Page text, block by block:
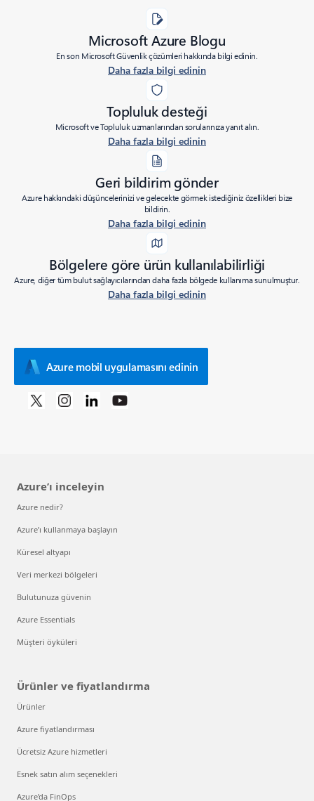
Microsoft Azure Blogu
En son Microsoft Güvenlik çözümleri hakkında bilgi edinin.
Daha fazla bilgi edinin
Topluluk desteği
Microsoft ve Topluluk uzmanlarından sorularınıza yanıt alın.
Daha fazla bilgi edinin
Geri bildirim gönder
Azure hakkındaki düşüncelerinizi ve gelecekte görmek istediğiniz özellikleri bize
bildirin.
Daha fazla bilgi edinin
Bölgelere göre ürün kullanılabilirliği
Azure, diğer tüm bulut sağlayıcılarından daha fazla bölgede kullanıma sunulmuştur.
Daha fazla bilgi edinin
Azure mobil uygulamasını edinin
Azure’ı inceleyin
Azure nedir?
Azure’ı kullanmaya başlayın
Küresel altyapı
Veri merkezi bölgeleri
Bulutunuza güvenin
Azure Essentials
Müşteri öyküleri
Ürünler ve fiyatlandırma
Ürünler
Azure fiyatlandırması
Ücretsiz Azure hizmetleri
Esnek satın alım seçenekleri
Azure’da FinOps